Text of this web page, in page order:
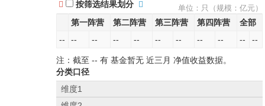
按筛选结果划分
单位：只（规模：亿元）
第一阵营 第二阵营 第三阵营 第四阵营
全部
--
-- -- -- -- -- -- -- -- -- --
注：截至 -- 有 基金暂无 近三月 净值收益数据。
分类口径
维度1